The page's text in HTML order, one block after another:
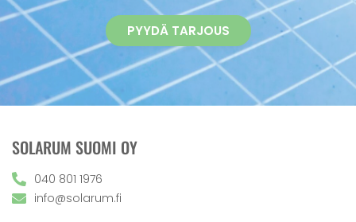
PYYDÄ TARJOUS
SOLARUM SUOMI OY
040 801 1976
info@solarum.fi